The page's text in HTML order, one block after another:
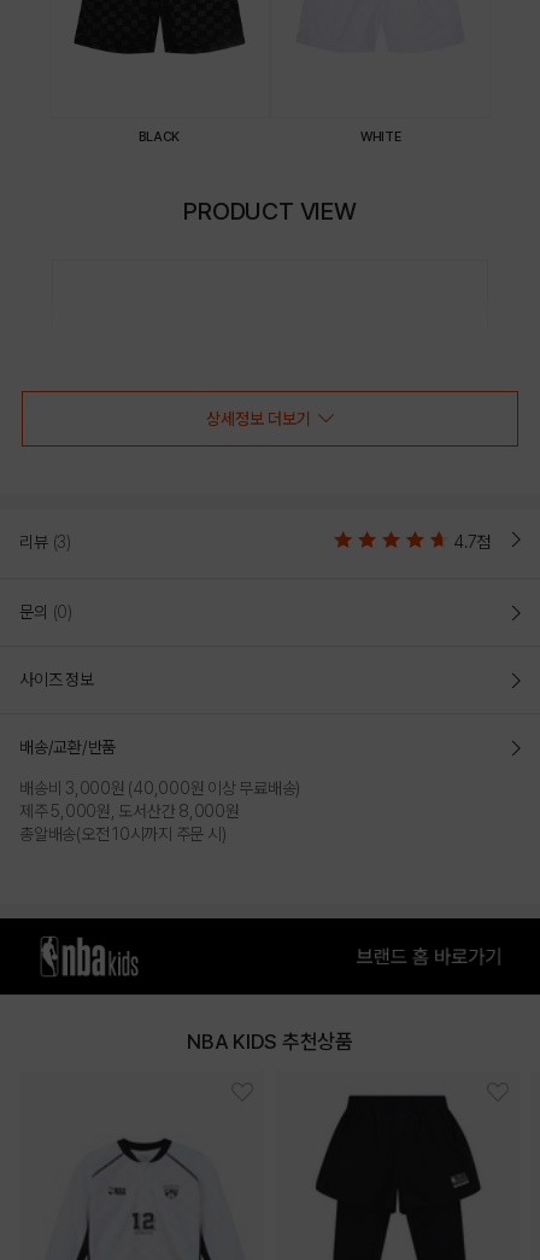
BLACK WHITE
PRODUCT VIEW
상세정보 더보기
리뷰 (3) 4.7점
문의 (0)
사이즈 정보
배송/교환/반품
배송비 3,000원 (40,000원 이상 무료배송)
제주 5,000원, 도서산간 8,000원
총알배송(오전 10시까지 주문 시)
NBA KIDS 추천상품